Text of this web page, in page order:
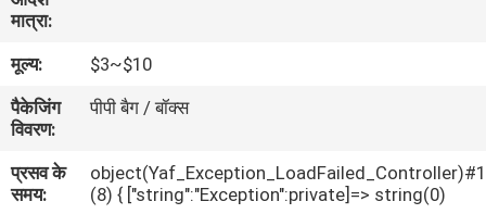
गुणवत्ता
नियंत्रण
संपर्क
करें
मात्रा:
मूल्य:
$3~$10
पैकेजिंग
विवरण:
पीपी बैग / बॉक्स
प्रसव के
समय:
(8) { ["string":"Exception":private]=> string(0)